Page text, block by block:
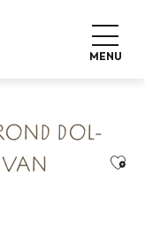
MENU
en de baai van
DOL-
VAN